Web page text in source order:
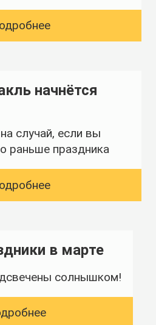
начнётся
случай, если вы
раньше праздника
в марте
солнышком!